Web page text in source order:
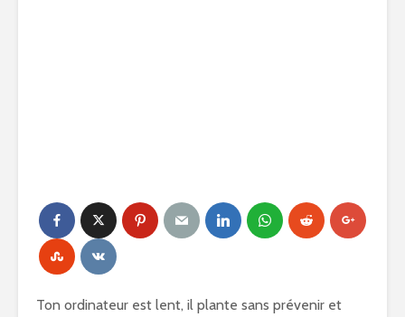
Ton ordinateur est lent, il plante sans prévenir et